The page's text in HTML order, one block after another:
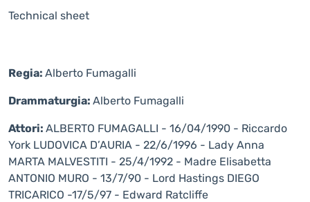
Technical sheet
Regia: Alberto Fumagalli
Drammaturgia: Alberto Fumagalli
Attori: ALBERTO FUMAGALLI - 16/04/1990 - Riccardo
York LUDOVICA D’AURIA - 22/6/1996 - Lady Anna
MARTA MALVESTITI - 25/4/1992 - Madre Elisabetta
ANTONIO MURO - 13/7/90 - Lord Hastings DIEGO
TRICARICO -17/5/97 - Edward Ratcliffe